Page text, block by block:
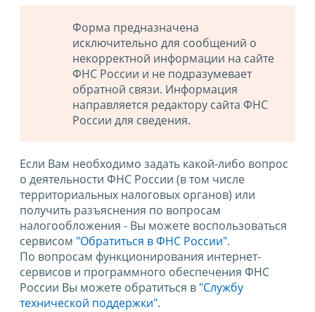
Форма предназначена
исключительно для сообщений о
некорректной информации на сайте
ФНС России и не подразумевает
обратной связи. Информация
направляется редактору сайта ФНС
России для сведения.
Если Вам необходимо задать какой-либо вопрос
о деятельности ФНС России (в том числе
территориальных налоговых органов) или
получить разъяснения по вопросам
налогообложения - Вы можете воспользоваться
сервисом "Обратиться в ФНС России".
По вопросам функционирования интернет-
сервисов и программного обеспечения ФНС
России Вы можете обратиться в "Службу
технической поддержки".